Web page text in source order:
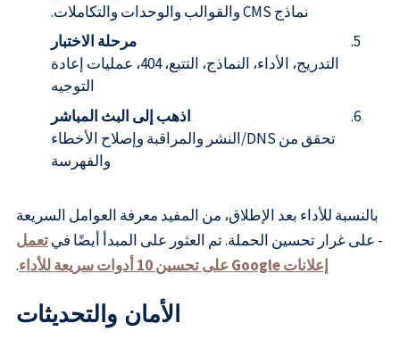
نماذج CMS والقوالب والوحدات والتكاملات.
مرحلة الاختبار
التدريج، الأداء، النماذج، التتبع، 404، عمليات إعادة
التوجيه
اذهب إلى البث المباشر
تحقق من DNS/النشر والمراقبة وإصلاح الأخطاء
والفهرسة
بالنسبة للأداء بعد الإطلاق، من المفيد معرفة العوامل السريعة
- على غرار تحسين الحملة. تم العثور على المبدأ أيضًا فيتعمل
إعلانات Google على تحسين 10 أدوات سريعة للأداء
.
الأمان والتحديثات